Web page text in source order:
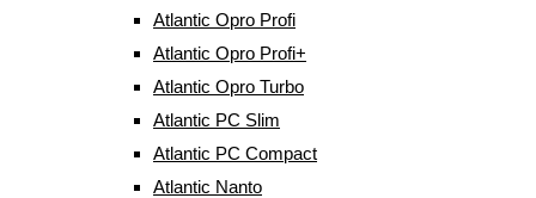
Atlantic Opro Profi
Atlantic Opro Profi+
Atlantic Opro Turbo
Atlantic PC Slim
Atlantic PC Compact
Atlantic Nanto